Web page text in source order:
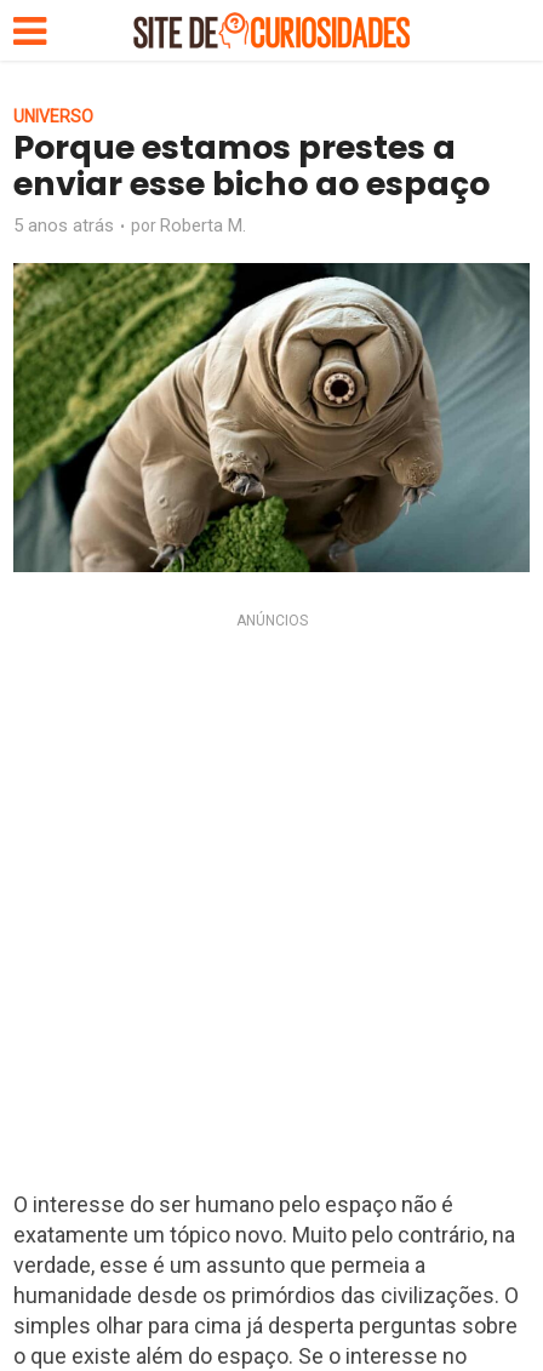
UNIVERSO
Porque estamos prestes a
enviar esse bicho ao espaço
5 anos atrás por Roberta M.
ANÚNCIOS
O interesse do ser humano pelo espaço não é
exatamente um tópico novo. Muito pelo contrário, na
verdade, esse é um assunto que permeia a
humanidade desde os primórdios das civilizações. O
simples olhar para cima já desperta perguntas sobre
o que existe além do espaço. Se o interesse no